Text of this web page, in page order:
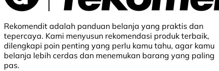
Rekomendit adalah panduan belanja yang praktis dan
tepercaya. Kami menyusun rekomendasi produk terbaik,
dilengkapi poin penting yang perlu kamu tahu, agar kamu
belanja lebih cerdas dan menemukan barang yang paling
pas.